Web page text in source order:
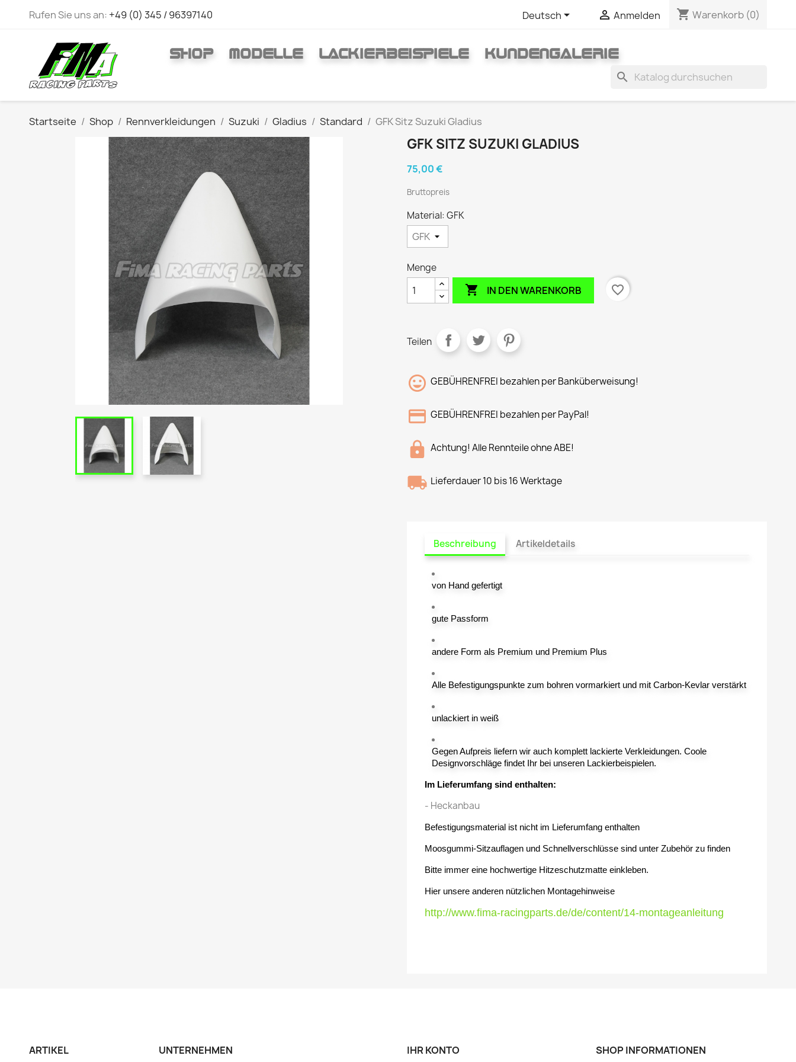
Rufen Sie uns an: +49 (0) 345 / 96397140 Deutsch  Anmelden shopping_cart Warenkorb (0)
SHOP MODELLE LACKIERBEISPIELE
KUNDENGALERIE
search
Startseite Shop Rennverkleidungen Suzuki Gladius Standard GFK Sitz Suzuki Gladius
GFK SITZ SUZUKI GLADIUS
75,00 €
Bruttopreis
Material: GFK
Menge
 IN DEN WARENKORB favorite_border
Teilen
GEBÜHRENFREI bezahlen per Banküberweisung!
GEBÜHRENFREI bezahlen per PayPal!
Achtung! Alle Rennteile ohne ABE!
Lieferdauer 10 bis 16 Werktage
Beschreibung Artikeldetails
von Hand gefertigt
gute Passform
andere Form als Premium und Premium Plus
Alle Befestigungspunkte zum bohren vormarkiert und mit Carbon-Kevlar verstärkt
unlackiert in weiß
Gegen Aufpreis liefern wir auch komplett lackierte Verkleidungen. Coole
Designvorschläge findet Ihr bei unseren Lackierbeispielen.
Im Lieferumfang sind enthalten:
- Heckanbau
Befestigungsmaterial ist nicht im Lieferumfang enthalten
Moosgummi-Sitzauflagen und Schnellverschlüsse sind unter Zubehör zu finden
Bitte immer eine hochwertige Hitzeschutzmatte einkleben.
Hier unsere anderen nützlichen Montagehinweise
http://www.fima-racingparts.de/de/content/14-montageanleitung
ARTIKEL UNTERNEHMEN IHR KONTO SHOP INFORMATIONEN